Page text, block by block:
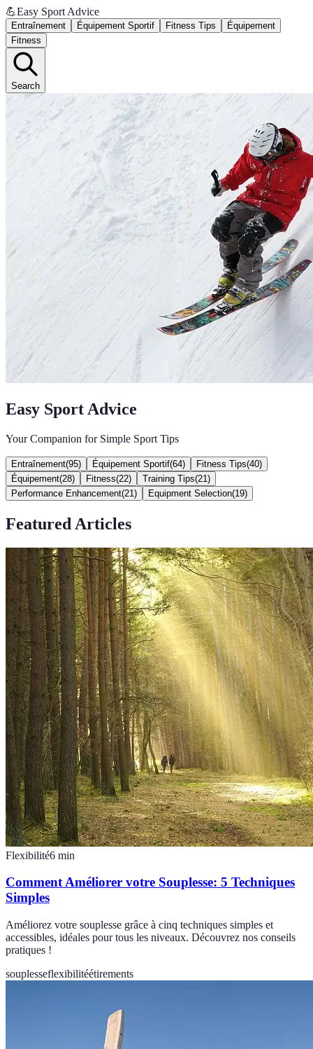
💪Easy Sport Advice
Entraînement Équipement Sportif Fitness Tips
Équipement
Fitness
Search
Easy Sport Advice
Your Companion for Simple Sport Tips
Entraînement(95) Équipement Sportif(64) Fitness Tips(40)
Équipement(28) Fitness(22) Training Tips(21 )
Performance Enhancement(21 ) Equipment Selection(19)
Featured Articles
Flexibilité6 min
Comment Améliorer votre Souplesse: 5 Techniques
Simples
Améliorez votre souplesse grâce à cinq techniques simples et
accessibles, idéales pour tous les niveaux. Découvrez nos conseils
pratiques !
souplesseflexibilitéétirements